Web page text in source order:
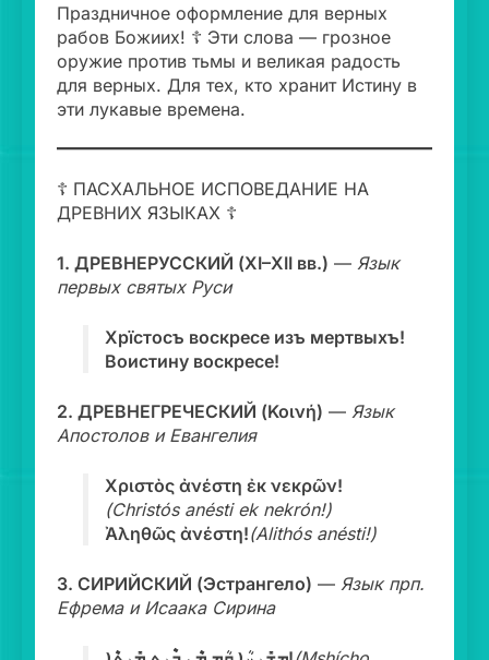
Праздничное оформление для верных
рабов Божиих! ☦️ Эти слова — грозное
оружие против тьмы и великая радость
для верных. Для тех, кто хранит Истину в
эти лукавые времена.
☦️ ПАСХАЛЬНОЕ ИСПОВЕДАНИЕ НА
ДРЕВНИХ ЯЗЫКАХ ☦️
1. ДРЕВНЕРУССКИЙ (XI–XII вв.) — Язык
первых святых Руси
Хрїстосъ воскресе изъ мертвыхъ!
Воистину воскресе!
2. ДРЕВНЕГРЕЧЕСКИЙ (Κοινή) — Язык
Апостолов и Евангелия
Χριστὸς ἀνέστη ἐκ νεκρῶν!
(Christós anésti ek nekrón!)
Ἀληθῶς ἀνέστη!(Alithós anésti!)
3. СИРИЙСКИЙ (Эстрангело) — Язык прп.
Ефрема и Исаака Сирина